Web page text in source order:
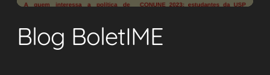
Blog BoletIME